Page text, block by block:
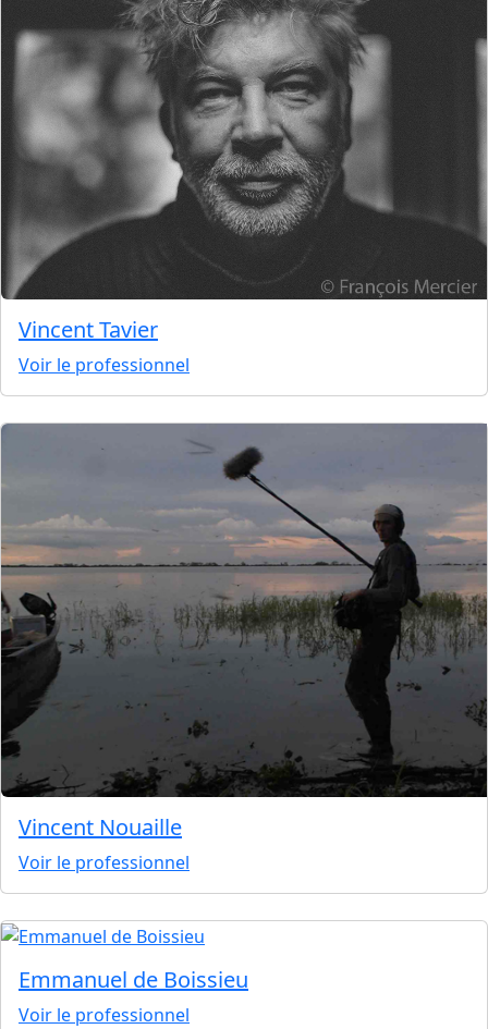
Vincent Tavier
Voir le professionnel
Vincent Nouaille
Voir le professionnel
Emmanuel de Boissieu
Voir le professionnel